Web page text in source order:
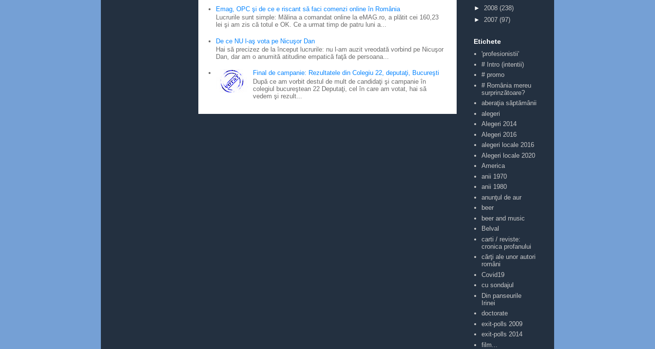
Emag, OPC şi de ce e riscant să faci comenzi online în România
Lucrurile sunt simple: Mălina a comandat online la eMAG.ro, a plătit cei 160,23
lei şi am zis că totul e OK. Ce a urmat timp de patru luni a...
De ce NU l-aş vota pe Nicuşor Dan
Hai să precizez de la început lucrurile: nu l-am auzit vreodată vorbind pe Nicuşor
Dan, dar am o anumită atitudine empatică faţă de persoana...
Final de campanie: Rezultatele din Colegiu 22, deputaţi, Bucureşti
După ce am vorbit destul de mult de candidaţi şi campanie în
colegiul bucureştean 22 Deputaţi, cel în care am votat, hai să
vedem şi rezult...
► 2008 (238)
► 2007 (97)
Etichete
'profesionistii'
# Intro (intentii)
# promo
# România mereu
surprinzătoare?
aberaţia săptămânii
alegeri
Alegeri 2014
Alegeri 2016
alegeri locale 2016
Alegeri locale 2020
America
anii 1970
anii 1980
anunţul de aur
beer
beer and music
Belval
carti / reviste:
cronica profanului
cărţi ale unor autori
români
Covid19
cu sondajul
Din panseurile
Irinei
doctorate
exit-polls 2009
exit-polls 2014
film...